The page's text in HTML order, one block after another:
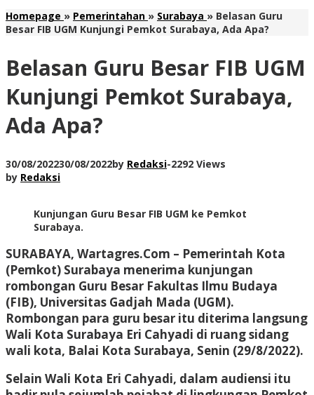
Homepage » Pemerintahan » Surabaya » Belasan Guru
Besar FIB UGM Kunjungi Pemkot Surabaya, Ada Apa?
Belasan Guru Besar FIB UGM
Kunjungi Pemkot Surabaya,
Ada Apa?
30/08/202230/08/2022by Redaksi-2292 Views
by Redaksi
Kunjungan Guru Besar FIB UGM ke Pemkot
Surabaya.
SURABAYA, Wartagres.Com – Pemerintah Kota
(Pemkot) Surabaya menerima kunjungan
rombongan Guru Besar Fakultas Ilmu Budaya
(FIB), Universitas Gadjah Mada (UGM).
Rombongan para guru besar itu diterima langsung
Wali Kota Surabaya Eri Cahyadi di ruang sidang
wali kota, Balai Kota Surabaya, Senin (29/8/2022).
Selain Wali Kota Eri Cahyadi, dalam audiensi itu